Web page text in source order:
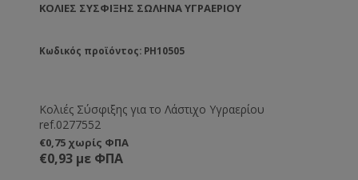
ΚΟΛΙΈΣ ΣΎΣΦΙΞΗΣ ΣΩΛΉΝΑ ΥΓΡΑΕΡΊΟΥ
Κωδικός προϊόντος: PH10505
Κολιές Σύσφιξης για το Λάστιχο Υγραερίου
ref.0277552
€0,75 χωρίς ΦΠΑ
€0,93 με ΦΠΑ